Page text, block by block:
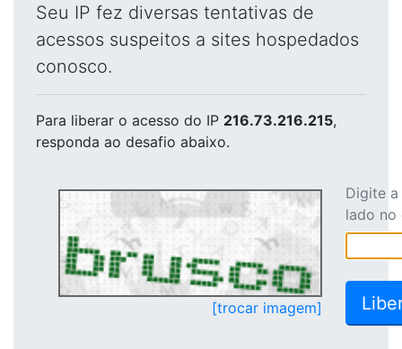
Seu IP fez diversas tentativas de
acessos suspeitos a sites hospedados
conosco.
Para liberar o acesso do IP 216.73.216.215,
responda ao desafio abaixo.
[trocar imagem]
Digite
lado no